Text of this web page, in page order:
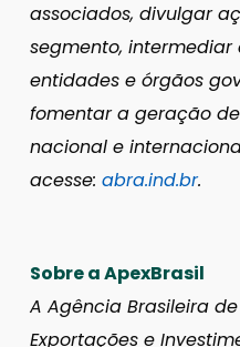
associados, divulgar
segmento,
entidades e órgãos
fomentar a geração
nacional e
acesse: abra.ind.br.
Sobre a ApexBrasil
A Agência Brasileira
Exportações e